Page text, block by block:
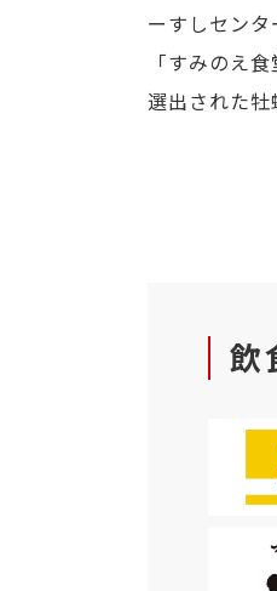
ーすしセン
「すみのえ
選出された牡
飲